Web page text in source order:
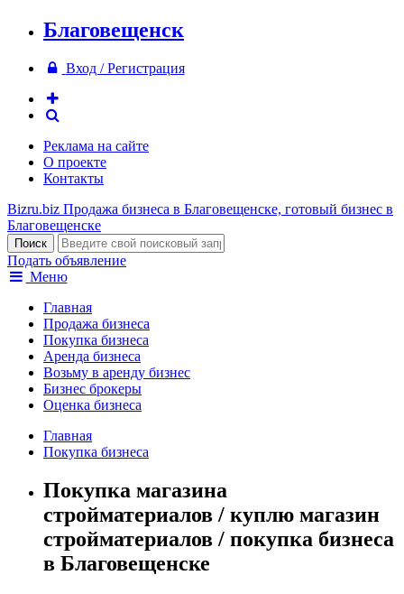
Благовещенск
Вход / Регистрация
Реклама на сайте
О проекте
Контакты
Bizru.biz Продажа бизнеса в Благовещенске, готовый бизнес в
Благовещенске
Подать объявление
Меню
Главная
Продажа бизнеса
Покупка бизнеса
Аренда бизнеса
Возьму в аренду бизнес
Бизнес брокеры
Оценка бизнеса
Главная
Покупка бизнеса
Покупка магазина
стройматериалов / куплю магазин
стройматериалов / покупка бизнеса
в Благовещенске